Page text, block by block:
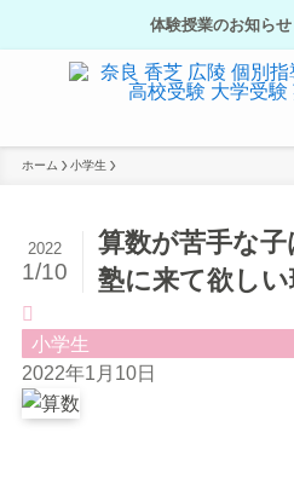
体験授業のお知らせ
ホーム 小学生
算数が苦手な
塾に来て欲しい
2022
1/10
小学生
2022年1月10日